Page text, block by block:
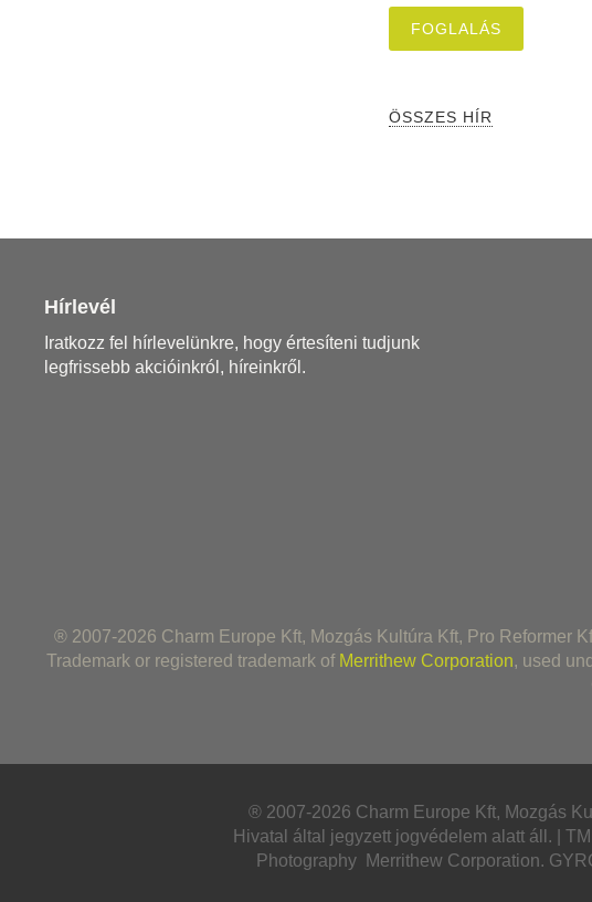
FOGLALÁS
ÖSSZES HÍR
Hírlevél
Iratkozz fel hírlevelünkre, hogy értesíteni tudjunk
legfrissebb akcióinkról, híreinkről.
® 2007-2026 Charm Europe Kft, Mozgás Kultúra Kft, Pro Reformer
Trademark or registered trademark of Merrithew Corporation, used
® 2007-2026 Charm Europe Kft, Mozgás
Hivatal által jegyzett jogvédelem alatt áll. |
Photography Merrithew Corporation.